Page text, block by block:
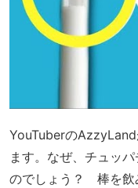
YouTuberの
ます。なぜ、チュッ
のでしょう？ 棒を飲